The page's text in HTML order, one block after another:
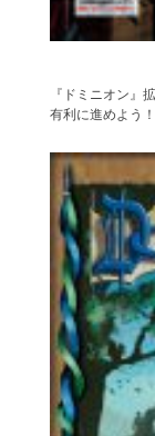
『ドミニオン』
有利に進めよう！